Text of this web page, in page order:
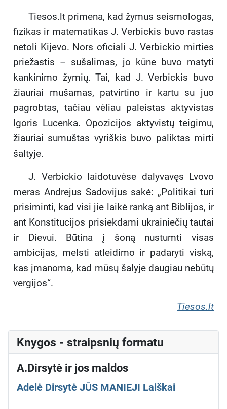
Tiesos.lt primena, kad žymus seismologas,
fizikas ir matematikas J. Verbickis buvo rastas
netoli Kijevo. Nors oficiali J. Verbickio mirties
priežastis – sušalimas, jo kūne buvo matyti
kankinimo žymių. Tai, kad J. Verbickis buvo
žiauriai mušamas, patvirtino ir kartu su juo
pagrobtas, tačiau vėliau paleistas aktyvistas
Igoris Lucenka. Opozicijos aktyvistų teigimu,
žiauriai sumuštas vyriškis buvo paliktas mirti
šaltyje.
J. Verbickio laidotuvėse dalyvavęs Lvovo
meras Andrejus Sadovijus sakė: „Politikai turi
prisiminti, kad visi jie laikė ranką ant Biblijos, ir
ant Konstitucijos prisiekdami ukrainiečių tautai
ir Dievui. Būtina į šoną nustumti visas
ambicijas, melsti atleidimo ir padaryti viską,
kas įmanoma, kad mūsų šalyje daugiau nebūtų
vergijos“.
Tiesos.lt
Knygos - straipsnių formatu
A.Dirsytė ir jos maldos
Adelė Dirsytė JŪS MANIEJI Laiškai